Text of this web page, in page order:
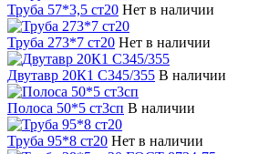
Труба 57*3,5 ст20 Нет в наличии
Труба 273*7 ст20 Нет в наличии
Двутавр 20К1 С345/355 В наличии
Полоса 50*5 ст3сп В наличии
Труба 95*8 ст20 Нет в наличии